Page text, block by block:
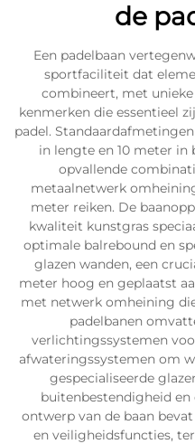
de
Een padelbaan
sportfaciliteit dat
combineert, met
kenmerken die essentieel
padel.
in lengte en 10 meter in
opvallende
metaalnetwerk
meter reiken. De
kwaliteit kunstgras
optimale balrebound en
glazen wanden, een
meter hoog en geplaatst
met netwerk omheining
padelbanen
verlichtingssystemen
afwateringssystemen om
gespecialiseerde
buitenbestendigheid
ontwerp van de baan
en veiligheidsfuncties,